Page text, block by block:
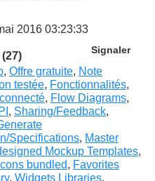
2016 03:23:33
Signaler
, Offre gratuite, Note
testée, Fonctionnalités,
, Flow Diagrams,
, Sharing/Feedback,
Specifications, Master
Mockup Templates,
bundled, Favorites
, Widgets Libraries,